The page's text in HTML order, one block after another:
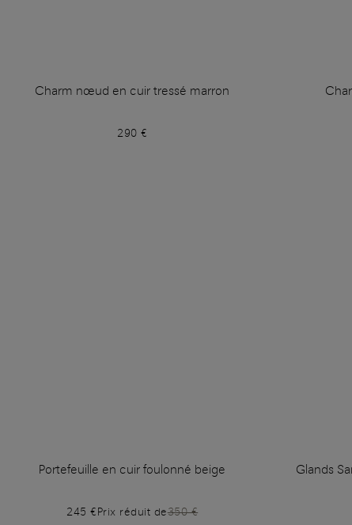
Charm nœud en cuir tressé marron
290 €
Portefeuille en cuir foulonné beige
245 €Prix réduit de350 €
Glands